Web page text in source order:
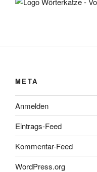
META
Anmelden
Eintrags-Feed
Kommentar-Feed
WordPress.org